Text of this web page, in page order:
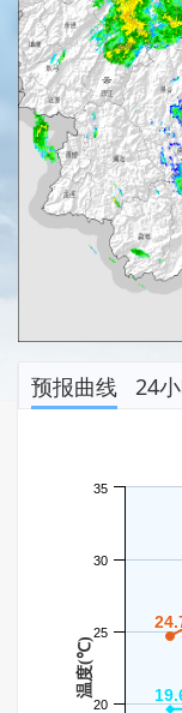
预报曲线 24
温度(℃)
20
25
30
35